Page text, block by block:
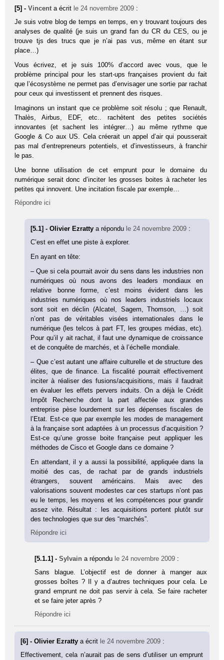
[5] -Vincent a écrit le 24 novembre 2009 :
Je suis votre blog de temps en temps, en y trouvant toujours des
analyses de qualité (je suis un grand fan du CR du CES, ou je
trouve tjs des trucs que je n’ai pas vus, même en étant sur
place…)
Vous écrivez, et je suis 100% d’accord avec vous, que le
problème principal pour les start-ups françaises provient du fait
que l’écosystème ne permet pas d’envisager une sortie par rachat
pour ceux qui investissent et prennent des risques.
Imaginons un instant que ce problème soit résolu ; que Renault,
Thalès, Airbus, EDF, etc.. rachètent des petites sociétés
innovantes (et sachent les intégrer…) au même rythme que
Google & Co aux US. Cela créerait un appel d’air qui pousserait
pas mal d’entrepreneurs potentiels, et d’investisseurs, à franchir
le pas.
Une bonne utilisation de cet emprunt pour le domaine du
numérique serait donc d’inciter les grosses boites à racheter les
petites qui innovent. Une incitation fiscale par exemple…
Répondre ici
[5.1] - Olivier Ezrattya répondu le 24 novembre 2009 :
C’est en effet une piste à explorer.
En ayant en tête:
– Que si cela pourrait avoir du sens dans les industries non
numériques où nous avons des leaders mondiaux en
relative bonne forme, c’est moins évident dans les
industries numériques où nos leaders industriels locaux
sont soit en déclin (Alcatel, Sagem, Thomson, …) soit
n’ont pas de véritables visées internationales dans le
numérique (les telcos à part FT, les groupes médias, etc).
Pour qu’il y ait rachat, il faut une dynamique de croissance
et de conquête de marchés, et à l’échelle mondiale.
– Que c’est autant une affaire culturelle et de structure des
élites, que de finance. La fiscalité pourrait effectivement
inciter à réaliser des fusions/acquisitions, mais il faudrait
en évaluer les effets pervers induits. On a déjà le Crédit
Impôt Recherche dont la part affectée aux grandes
entreprise pèse lourdement sur les dépenses fiscales de
l’Etat. Est-ce que par exemple les modes de management
à la française sont adaptées à un processus d’acquisition ?
Est-ce qu’une grosse boite française peut appliquer les
méthodes de Cisco et Google dans ce domaine ?
En attendant, il y a aussi la possibilité, appliquée dans la
moitié des cas, de rachat par de grands industriels
étrangers, souvent américains. Mais avec des
valorisations souvent modestes car ces startups n’ont pas
eu le temps, les moyens et les compétences pour grandir
assez vite. Résultat : les acquisitions portent plutôt sur
des technologies que sur des “marchés”.
Répondre ici
[5.1.1] -Sylvain a répondu le 24 novembre 2009 :
Sans blague. L’objectif est de donner à manger aux
grosses boîtes ? Il y a d’autres techniques pour cela. Le
grand emprunt ne doit pas servir à cela. Se faire racheter
et se faire jeter après ?
Répondre ici
[6] - Olivier Ezrattya écrit le 24 novembre 2009 :
Effectivement, cela n’aurait pas de sens d’utiliser un emprunt